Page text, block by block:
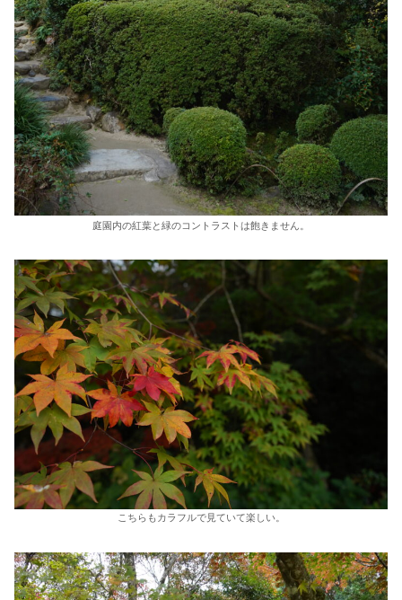
庭園内の紅葉と緑のコントラストは飽きません。
こちらもカラフルで見ていて楽しい。